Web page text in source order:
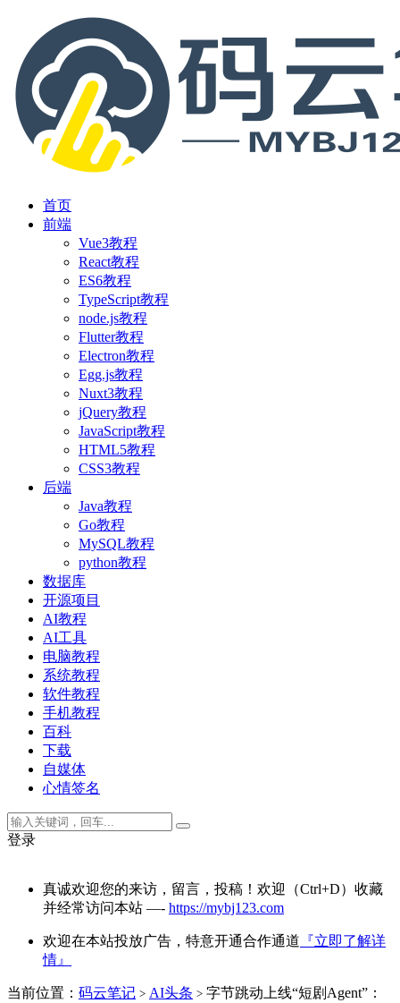
首页
前端
Vue3教程
React教程
ES6教程
TypeScript教程
node.js教程
Flutter教程
Electron教程
Egg.js教程
Nuxt3教程
jQuery教程
JavaScript教程
HTML5教程
CSS3教程
后端
Java教程
Go教程
MySQL教程
python教程
数据库
开源项目
AI教程
AI工具
电脑教程
系统教程
软件教程
手机教程
百科
下载
自媒体
心情签名
登录
真诚欢迎您的来访，留言，投稿！欢迎（Ctrl+D）收藏
并经常访问本站 —- https://mybj123.com
欢迎在本站投放广告，特意开通合作通道 『立即了解详
情』
当前位置： 码云笔记 > AI头条 > 字节跳动上线“短剧Agent”：